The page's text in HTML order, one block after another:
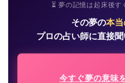
⏳ 夢の記憶は起床後
その夢の本
プロの占い師に直接
今すぐ夢の意味